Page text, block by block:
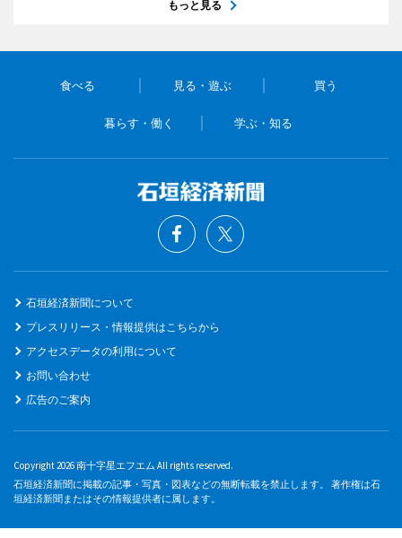
もっと見る
食べる 見る・遊ぶ 買う
暮らす・働く 学ぶ・知る
石垣経済新聞について
プレスリリース・情報提供はこちらから
アクセスデータの利用について
お問い合わせ
広告のご案内
Copyright 2026 南十字星エフエム All rights reserved.
石垣経済新聞に掲載の記事・写真・図表などの無断転載を禁止します。 著作権は石
垣経済新聞またはその情報提供者に属します。